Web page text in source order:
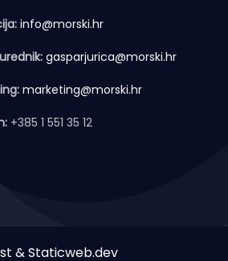
info@morski.hr
gasparjurica@morski.hr
marketing@morski.hr
+385 1 551 35 12
&Staticweb.dev